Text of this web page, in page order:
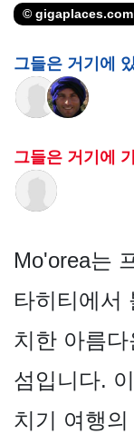
© gigaplaces.com
그들은 거기에
그들은 거기에
Mo'orea는
타히티에서
치한 아름
섬입니다.
치기 여행